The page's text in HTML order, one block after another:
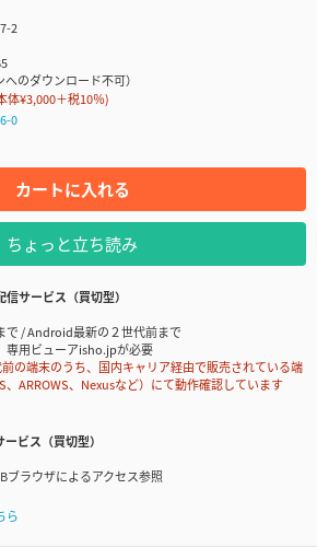
2
のダウンロード不可）
体¥3,000＋税10％)
0
カートに入れる
ちょっと立ち読み
サービス（買切型）
で / Android最新の２世代前まで
専用ビューアisho.jpが必要
端末のうち、国内キャリア経由で販売されている端
、ARROWS、Nexusなど）にて動作確認しています
ビス（買切型）
ラウザによるアクセス参照
ら